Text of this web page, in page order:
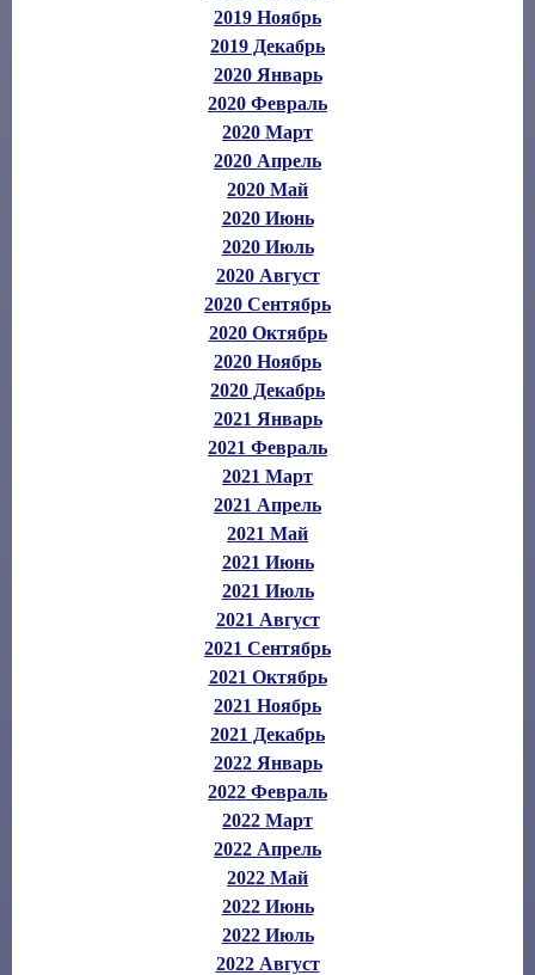
2019 Ноябрь
2019 Декабрь
2020 Январь
2020 Февраль
2020 Март
2020 Апрель
2020 Май
2020 Июнь
2020 Июль
2020 Август
2020 Сентябрь
2020 Октябрь
2020 Ноябрь
2020 Декабрь
2021 Январь
2021 Февраль
2021 Март
2021 Апрель
2021 Май
2021 Июнь
2021 Июль
2021 Август
2021 Сентябрь
2021 Октябрь
2021 Ноябрь
2021 Декабрь
2022 Январь
2022 Февраль
2022 Март
2022 Апрель
2022 Май
2022 Июнь
2022 Июль
2022 Август